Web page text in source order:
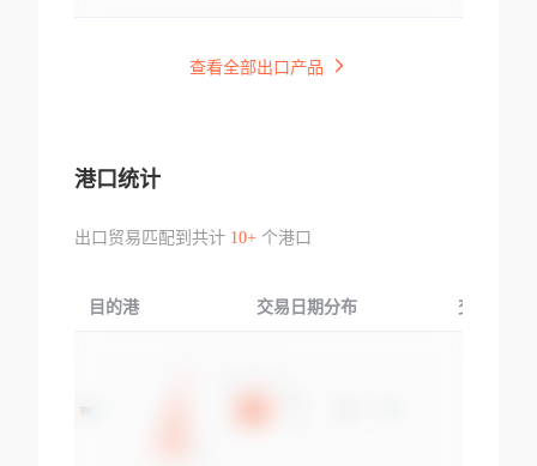
查看全部出口产品
港口统计
出口贸易匹配到共计 10+个港口
目的港 交易日期分布 交易产品